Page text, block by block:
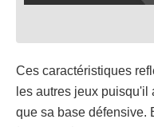
Ces caractéristiques
les autres jeux
que sa base défensive.